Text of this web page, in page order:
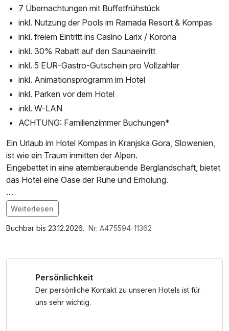
7 Übernachtungen mit Buffetfrühstück
inkl. Nutzung der Pools im Ramada Resort & Kompas
inkl. freiem Eintritt ins Casino Larix / Korona
inkl. 30% Rabatt auf den Saunaeinritt
inkl. 5 EUR-Gastro-Gutschein pro Vollzahler
inkl. Animationsprogramm im Hotel
inkl. Parken vor dem Hotel
inkl. W-LAN
ACHTUNG: Familienzimmer Buchungen*
Ein Urlaub im Hotel Kompas in Kranjska Gora, Slowenien,
ist wie ein Traum inmitten der Alpen.
Eingebettet in eine atemberaubende Berglandschaft, bietet
das Hotel eine Oase der Ruhe und Erholung.
Tagsüber laden die majestätischen Gipfel, kristallklaren
Seen und grünen Wälder zu Wanderungen, Radtouren
oder Skiausflügen ein. Abends entspannst du im Hotel mit
Die charmante Umgebung von Kranjska Gora vereint
alpine Abenteuer mit slowenischer Tradition – ein perfekter
Ort, um die Seele baumeln zu lassen und neue Energie zu
Im Angebot enthalten
Parkplatz, Nutzung des Fitnessbereichs, W-LAN Nutzung /
Weiterlesen
Buchbar bis 23.12.2026. Nr: A475594-11362
Persönlichkeit
Der persönliche Kontakt zu unseren Hotels ist für
uns sehr wichtig.